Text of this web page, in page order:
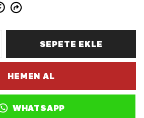
SEPETE EKLE
HEMEN AL
WHATSAPP